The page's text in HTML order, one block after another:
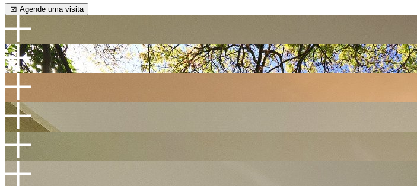
Agende uma visita